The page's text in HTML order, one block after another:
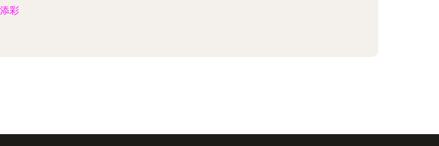
彩